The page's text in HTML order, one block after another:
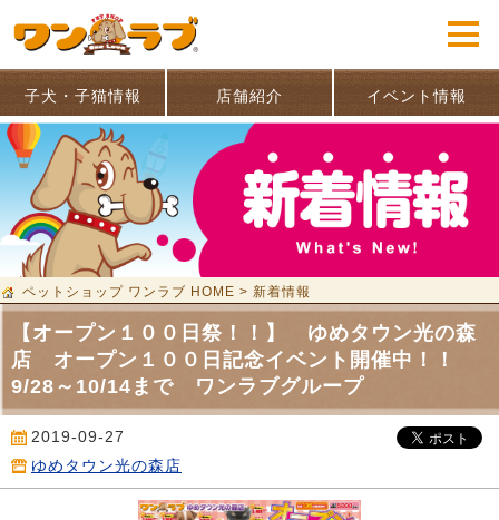
子犬・子猫情報 店舗紹介 イベント情報
ペットショップ ワンラブ HOME > 新着情報
【オープン１００日祭！！】 ゆめタウン光の森
店 オープン１００日記念イベント開催中！！
9/28～10/14まで ワンラブグループ
2019-09-27
ゆめタウン光の森店